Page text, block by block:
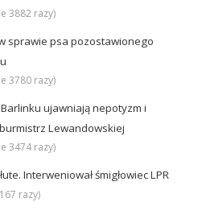
3882 razy)
sprawie psa pozostawionego
3780 razy)
ujawniają nepotyzm i
Lewandowskiej
3474 razy)
Interweniował śmigłowiec LPR
razy)